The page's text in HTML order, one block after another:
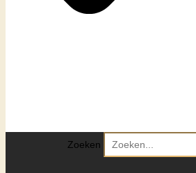
Zoeken